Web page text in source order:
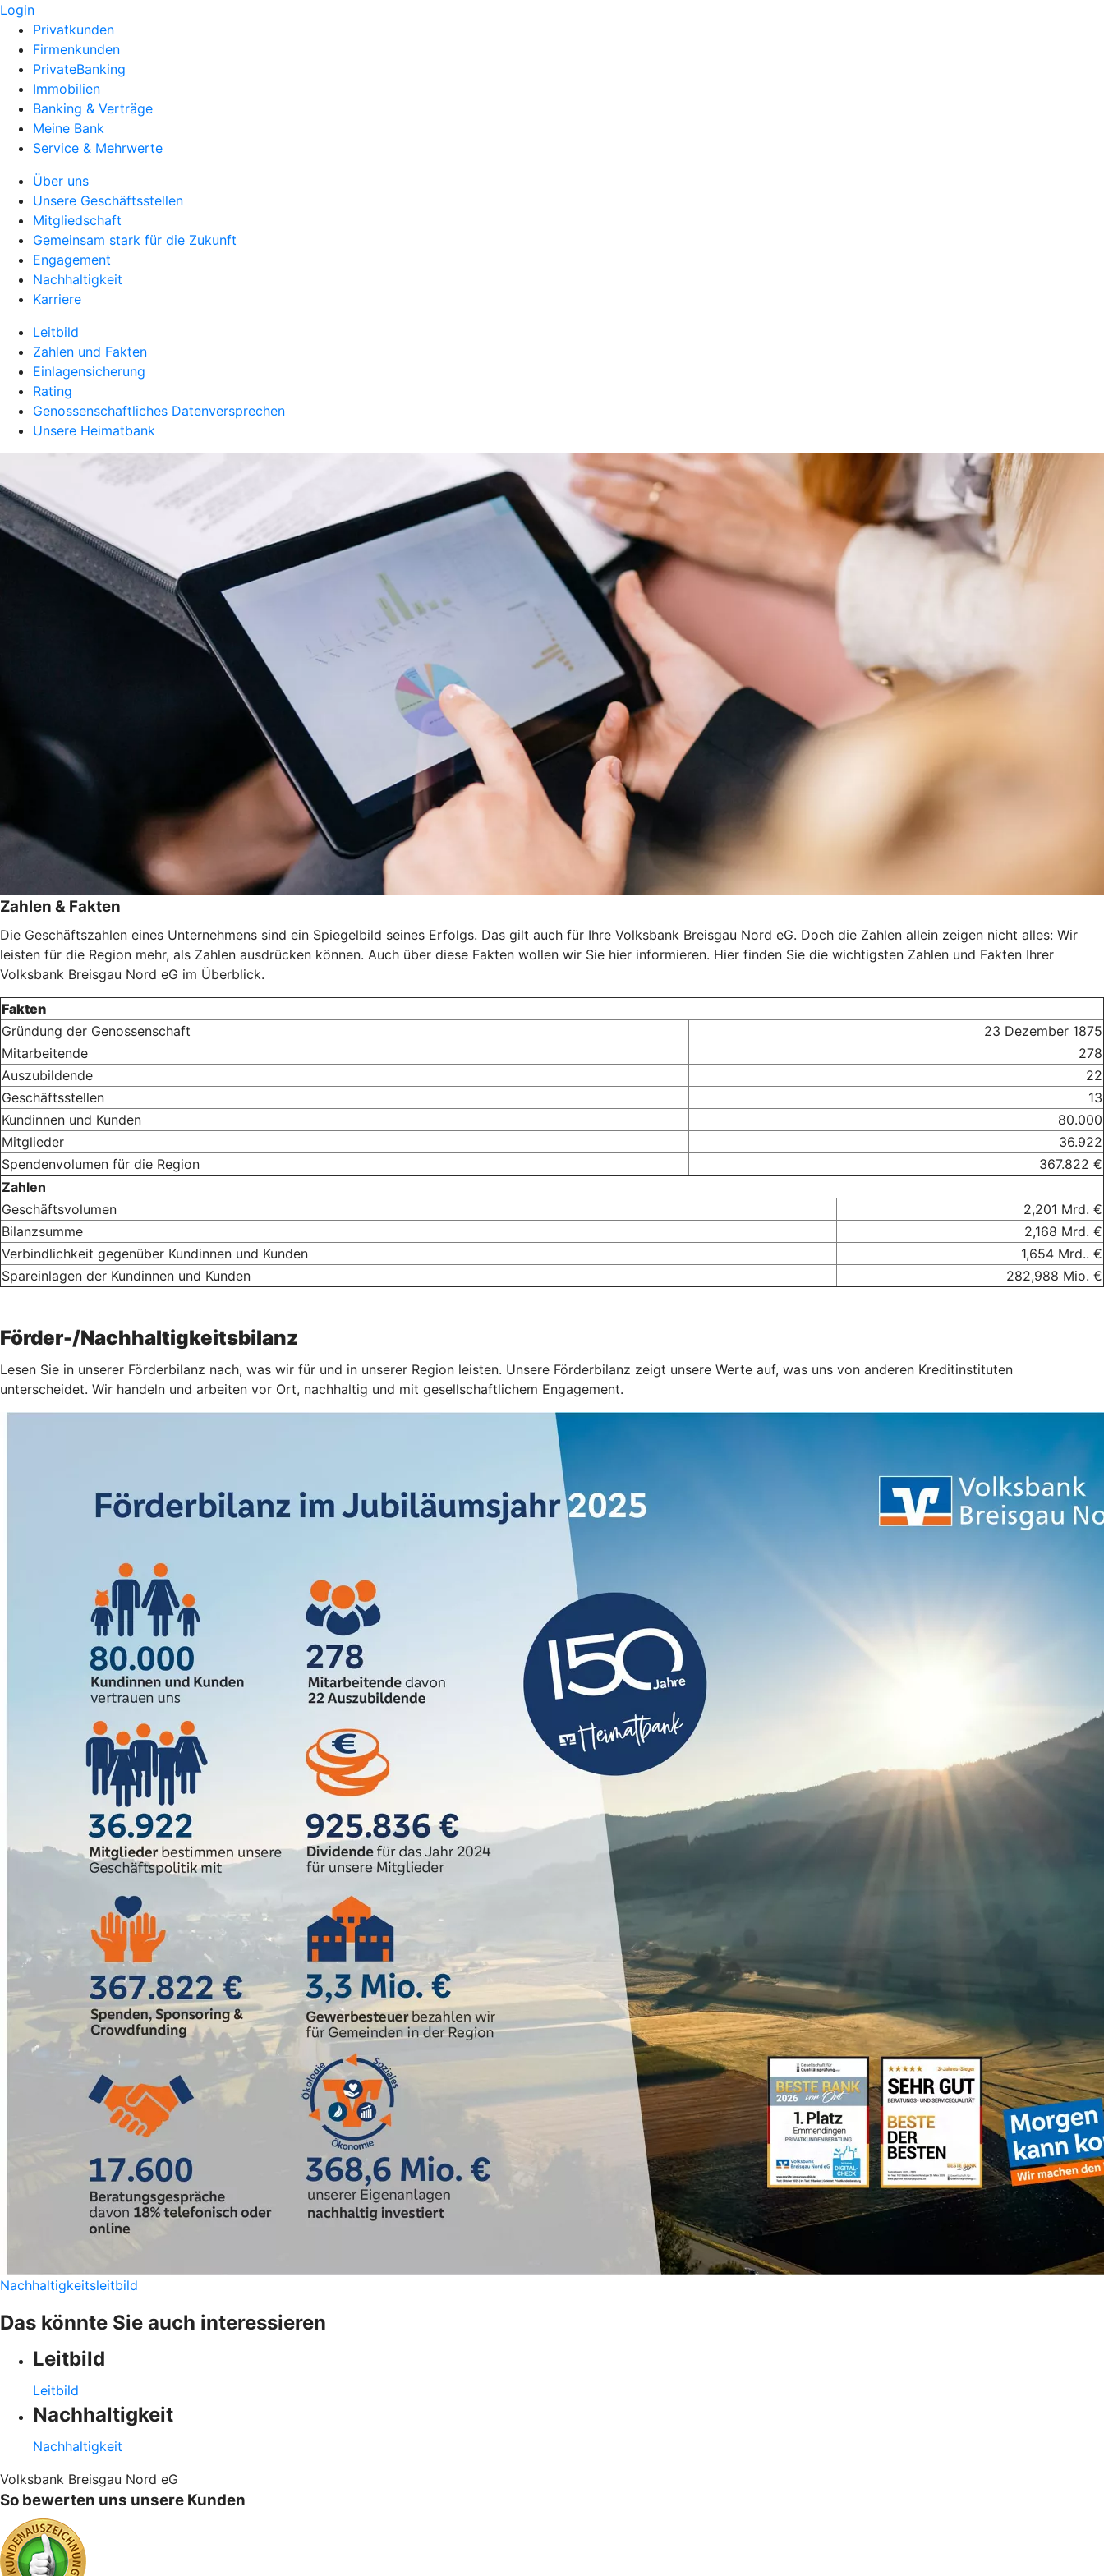
Login
Privatkunden
Firmenkunden
PrivateBanking
Immobilien
Banking & Verträge
Meine Bank
Service & Mehrwerte
Über uns
Unsere Geschäftsstellen
Mitgliedschaft
Gemeinsam stark für die Zukunft
Engagement
Nachhaltigkeit
Karriere
Leitbild
Zahlen und Fakten
Einlagensicherung
Rating
Genossenschaftliches Datenversprechen
Unsere Heimatbank
Zahlen & Fakten
Die Geschäftszahlen eines Unternehmens sind ein Spiegelbild seines Erfolgs. Das gilt auch für Ihre Volksbank Breisgau Nord eG. Doch die Zahlen allein zeigen nicht alles: Wir
leisten für die Region mehr, als Zahlen ausdrücken können. Auch über diese Fakten wollen wir Sie hier informieren. Hier finden Sie die wichtigsten Zahlen und Fakten Ihrer
Volksbank Breisgau Nord eG im Überblick.
Fakten
Gründung der Genossenschaft
23 Dezember 1875
Mitarbeitende
278
Auszubildende
22
Geschäftsstellen
13
Kundinnen und Kunden
80.000
Mitglieder
36.922
Spendenvolumen für die Region
367.822 €
Zahlen
Geschäftsvolumen
2,201 Mrd. €
Bilanzsumme
2,168 Mrd. €
Verbindlichkeit gegenüber Kundinnen und Kunden
1,654 Mrd.. €
Spareinlagen der Kundinnen und Kunden
282,988 Mio. €
Förder-/Nachhaltigkeitsbilanz
Lesen Sie in unserer Förderbilanz nach, was wir für und in unserer Region leisten. Unsere Förderbilanz zeigt unsere Werte auf, was uns von anderen Kreditinstituten
unterscheidet. Wir handeln und arbeiten vor Ort, nachhaltig und mit gesellschaftlichem Engagement.
Nachhaltigkeitsleitbild
Das könnte Sie auch interessieren
Leitbild
Leitbild
Nachhaltigkeit
Nachhaltigkeit
Volksbank Breisgau Nord eG
So bewerten uns unsere Kunden